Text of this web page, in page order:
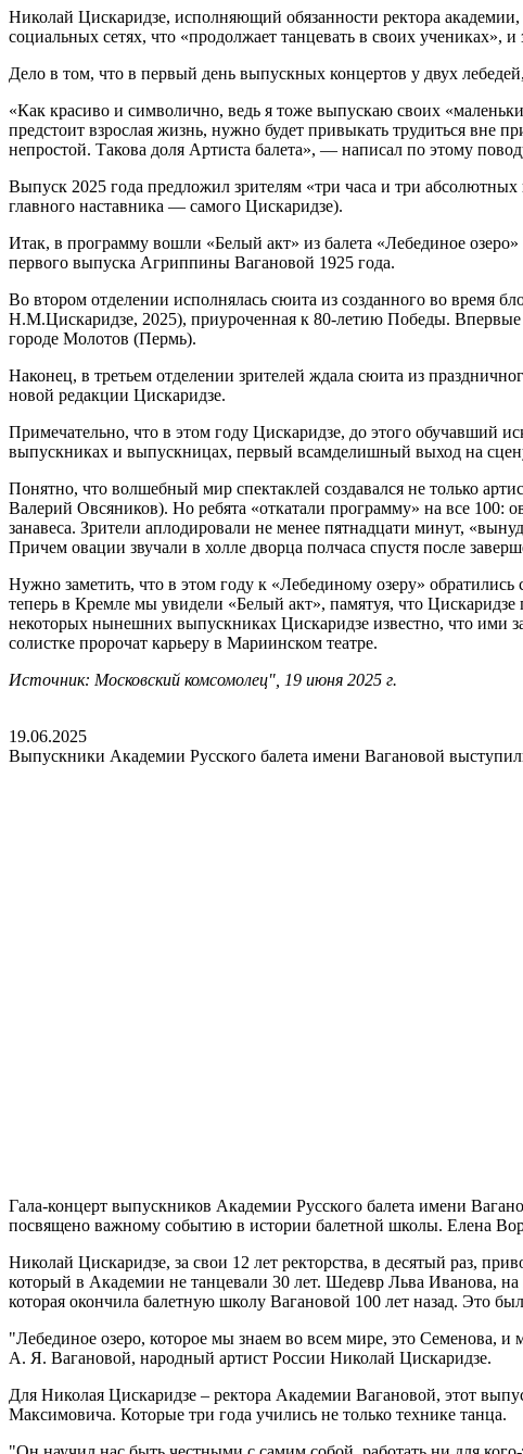
Николай Цискаридзе, исполняющий обязанности ректора
социальных сетях, что «продолжает танцевать в своих учениках»,
Дело в том, что в первый день выпускных концертов у двух
«Как красиво и символично, ведь я тоже выпускаю своих
предстоит взрослая жизнь, нужно будет привыкать трудиться вне
непростой. Такова доля Артиста балета», — написал по этому
Выпуск 2025 года предложил зрителям «три часа и три
главного наставника — самого Цискаридзе).
Итак, в программу вошли «Белый акт» из балета «Лебединое
первого выпуска Агриппины Вагановой 1925 года.
Во втором отделении исполнялась сюита из созданного во время
Н.М.Цискаридзе, 2025), приуроченная к 80-летию Победы.
городе Молотов (Пермь).
Наконец, в третьем отделении зрителей ждала сюита из
новой редакции Цискаридзе.
Примечательно, что в этом году Цискаридзе, до этого обучавший
выпускниках и выпускницах, первый всамделишный выход на
Понятно, что волшебный мир спектаклей создавался не только
Валерий Овсяников). Но ребята «откатали программу» на все
занавеса. Зрители аплодировали не менее пятнадцати минут,
Причем овации звучали в холле дворца полчаса спустя после
Нужно заметить, что в этом году к «Лебединому озеру» обратились
теперь в Кремле мы увидели «Белый акт», памятуя, что
некоторых нынешних выпускниках Цискаридзе известно, что ими
солистке пророчат карьеру в Мариинском театре.
Источник: Московский комсомолец", 19 июня 2025 г.
19.06.2025
Выпускники Академии Русского балета имени Вагановой
Гала-концерт выпускников Академии Русского балета имени
посвящено важному событию в истории балетной школы. Елена
Николай Цискаридзе, за свои 12 лет ректорства, в десятый раз,
который в Академии не танцевали 30 лет. Шедевр Льва Иванова,
которая окончила балетную школу Вагановой 100 лет назад. Это
"Лебединое озеро, которое мы знаем во всем мире, это Семенова,
А. Я. Вагановой, народный артист России Николай Цискаридзе.
Для Николая Цискаридзе – ректора Академии Вагановой, этот
Максимовича. Которые три года учились не только технике танца.